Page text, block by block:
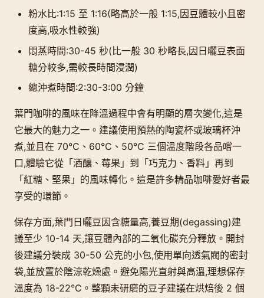
粉水比:1:15 至 1:16(略高於一般 1:15,因豆體較小且密
度高,吸水性較強)
悶蒸時間:30-45 秒(比一般 30 秒略長,因日曬豆表面
糖分較多,需較長時間浸潤)
總沖煮時間:2:30-3:00 分鐘
葉門咖啡的風味在降溫過程中會有明顯的層次變化,這是
它最大的魅力之一。建議使用預熱的陶瓷杯或玻璃杯沖
煮,並且在 70°C、60°C、50°C 三個溫度階段各品嚐一
口,體驗它從「酒釀、莓果」到「巧克力、香料」再到
「紅糖、堅果」的風味轉化。這是許多精品咖啡愛好者最
享受的環節。
保存方面,葉門日曬豆因含糖量高,養豆期(degassing)建
議至少 10-14 天,讓豆體內部的二氧化碳充分釋放。開封
後建議分裝成 30-50 公克的小包,使用單向透氣閥的密封
袋,並放置於陰涼乾燥處。避免陽光直射與高溫,理想保存
溫度為 18-22°C。整顆未研磨的豆子建議在烘焙後 2 個